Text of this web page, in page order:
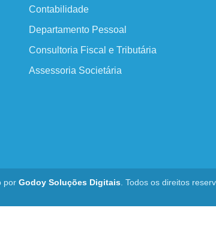
Contabilidade
Departamento Pessoal
Consultoria Fiscal e Tributária
Assessoria Societária
por Godoy Soluções Digitais. Todos os direitos